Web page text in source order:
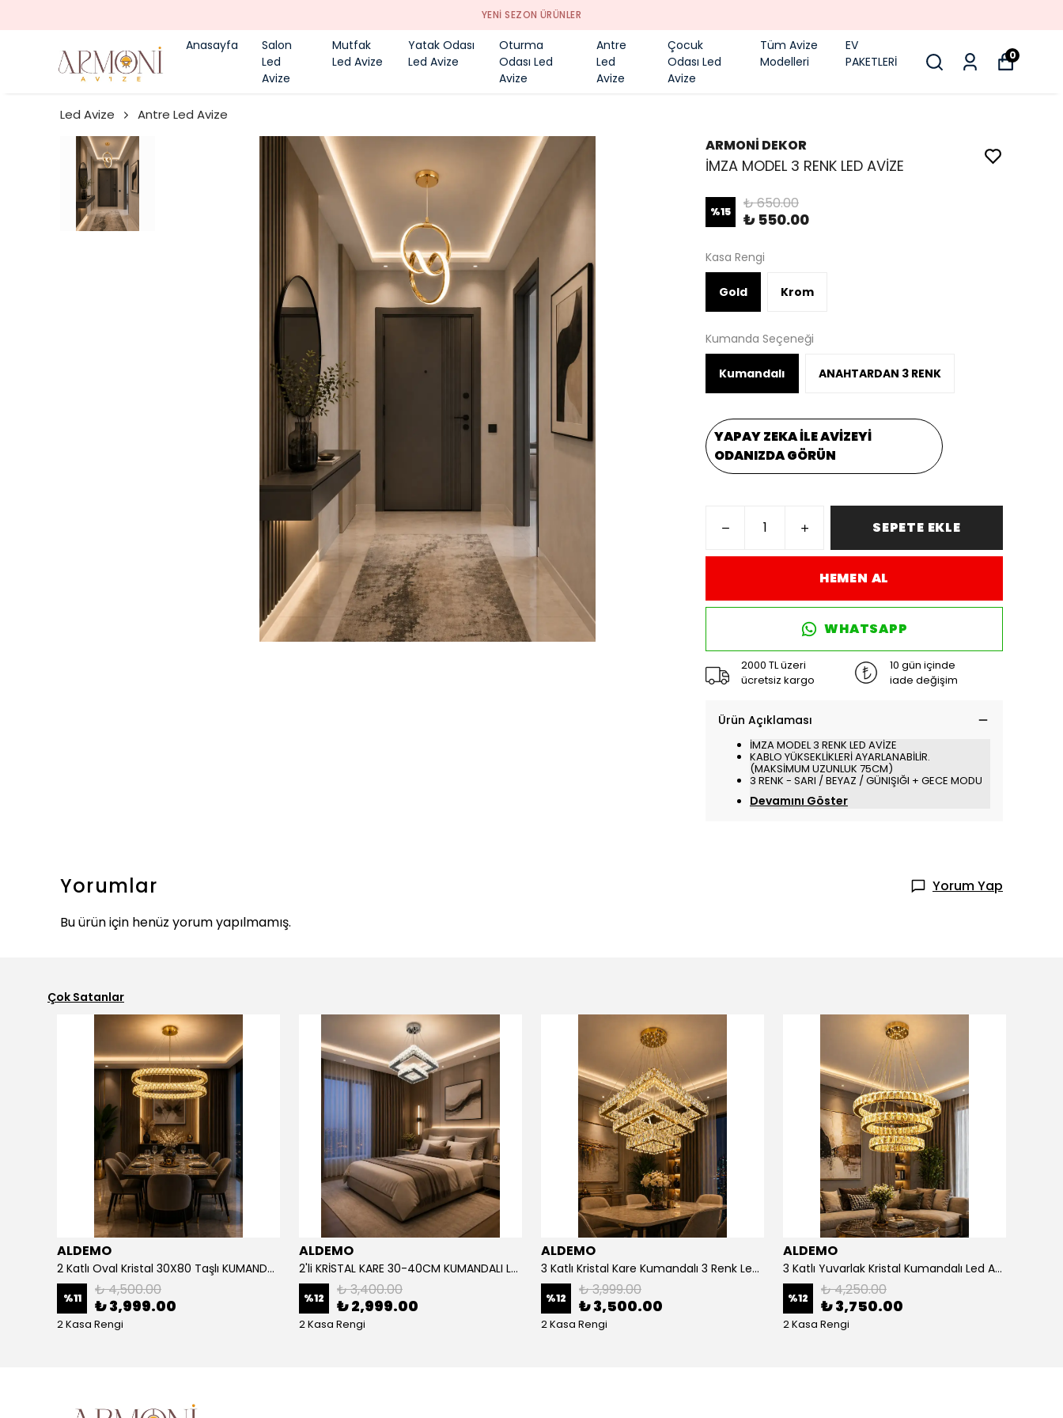
YENI SEZON ÜRÜNLER
Anasayfa
Salon
Led
Avize
Mutfak
Led Avize
Yatak Odası
Led Avize
Oturma
Odası Led
Avize
Antre
Led
Avize
Çocuk
Odası Led
Avize
Tüm Avize
Modelleri
EV
PAKETLERİ
0
Led Avize Antre Led Avize
ARMONİ DEKOR
İMZA MODEL 3 RENK LED AVİZE
%15 ₺ 650.00
₺ 550.00
Kasa Rengi
Gold Krom
Kumanda Seçeneği
Kumandalı ANAHTARDAN 3 RENK
YAPAY ZEKA İLE AVİZEYİ
ODANIZDA GÖRÜN
SEPETE EKLE
HEMEN AL
WHATSAPP
2000 TL üzeri
ücretsiz kargo
10 gün içinde
iade değişim
Ürün Açıklaması
İMZA MODEL 3 RENK LED AVİZE
KABLO YÜKSEKLİKLERİ AYARLANABİLİR.
(MAKSİMUM UZUNLUK 75CM)
3 RENK - SARI / BEYAZ / GÜNIŞIĞI + GECE MODU
Devamını Göster
Yorumlar
Yorum Yap
Bu ürün için henüz yorum yapılmamış.
Çok Satanlar
ALDEMO
2 Katlı Oval Kristal 30X80 Taşlı KUMANDALI Led Avize
%11 ₺ 4,500.00
₺ 3,999.00
2 Kasa Rengi
ALDEMO
2'li KRİSTAL KARE 30-40CM KUMANDALI LED AVİZE
%12 ₺ 3,400.00
₺ 2,999.00
2 Kasa Rengi
ALDEMO
3 Katlı Kristal Kare Kumandalı 3 Renk Led Avize
%12 ₺ 3,999.00
₺ 3,500.00
2 Kasa Rengi
ALDEMO
3 Katlı Yuvarlak Kristal Kumandalı Led Avize
%12 ₺ 4,250.00
₺ 3,750.00
2 Kasa Rengi